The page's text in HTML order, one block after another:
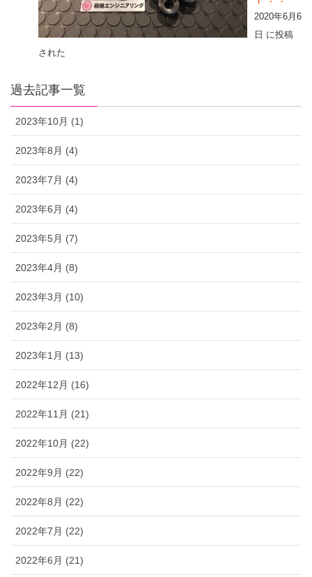
2020年6月6
日 に投稿
された
過去記事一覧
2023年10月 (1)
2023年8月 (4)
2023年7月 (4)
2023年6月 (4)
2023年5月 (7)
2023年4月 (8)
2023年3月 (10)
2023年2月 (8)
2023年1月 (13)
2022年12月 (16)
2022年11月 (21)
2022年10月 (22)
2022年9月 (22)
2022年8月 (22)
2022年7月 (22)
2022年6月 (21)